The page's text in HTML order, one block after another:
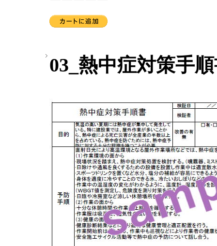
03_熱中症対策手